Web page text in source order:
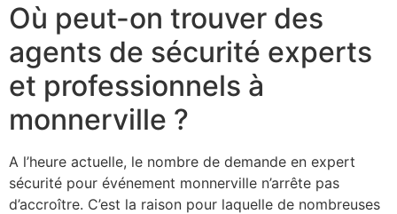
Où peut-on trouver des
agents de sécurité experts
et professionnels à
monnerville ?
A l’heure actuelle, le nombre de demande en expert
sécurité pour événement monnerville n’arrête pas
d’accroître. C’est la raison pour laquelle de nombreuses